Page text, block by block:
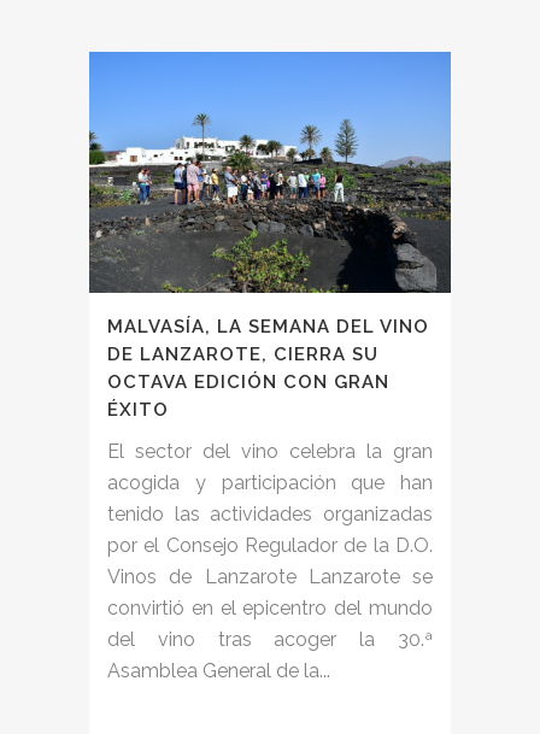
MALVASÍA, LA SEMANA DEL VINO
DE LANZAROTE, CIERRA SU
OCTAVA EDICIÓN CON GRAN
ÉXITO
El sector del vino celebra la gran
acogida y participación que han
tenido las actividades organizadas
por el Consejo Regulador de la D.O.
Vinos de Lanzarote Lanzarote se
convirtió en el epicentro del mundo
del vino tras acoger la 30.ª
Asamblea General de la...